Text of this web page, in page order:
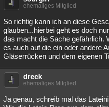
ehemaliges Mitglied
So richtig kann ich an diese
glauben...hierbei geht es doch
das macht die Sache gefährlich.
es auch auf die ein oder andere
Gläserrücken und dem eigenen
dreck
ehemaliges Mitglied
Ja genau, schreib mal das